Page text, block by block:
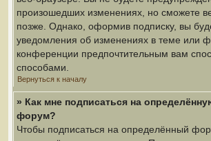
произошедших изменениях, но сможете
позже. Однако, оформив подписку, вы
уведомления об изменениях в теме или
конференции предпочтительным вам
способами.
Вернуться к началу
» Как мне подписаться на
форум?
Чтобы подписаться на определённый